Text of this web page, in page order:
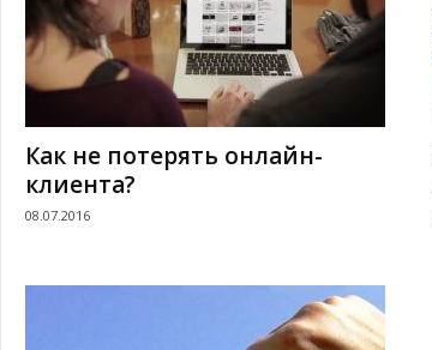
Как не потерять онлайн-
клиента?
08.07.2016